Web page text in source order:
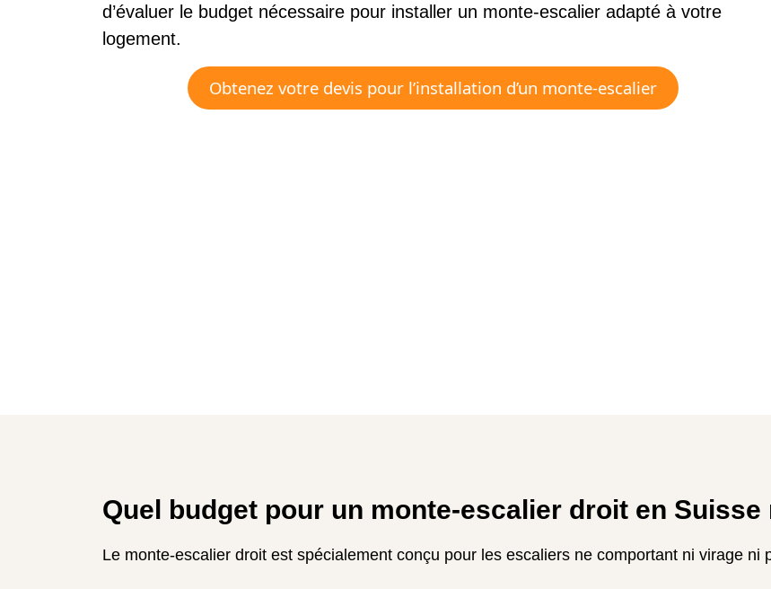
d’évaluer le budget nécessaire pour installer un monte-escalier adapté à votre
logement.
Obtenez votre devis pour l’installation d’un monte-escalier
Quel budget pour un monte-escalier droit en Suisse
Le monte-escalier droit est spécialement conçu pour les escaliers ne comportant ni virage ni